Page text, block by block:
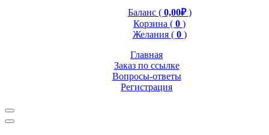
Баланс ( 0,00₽)
Корзина ( 0 )
Желания ( 0 )
Главная
Заказ по ссылке
Вопросы-ответы
Регистрация